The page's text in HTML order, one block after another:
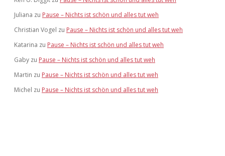
Juliana zu Pause – Nichts ist schön und alles tut weh
Christian Vogel zu Pause – Nichts ist schön und alles tut weh
Katarina zu Pause – Nichts ist schön und alles tut weh
Gaby zu Pause – Nichts ist schön und alles tut weh
Martin zu Pause – Nichts ist schön und alles tut weh
Michel zu Pause – Nichts ist schön und alles tut weh